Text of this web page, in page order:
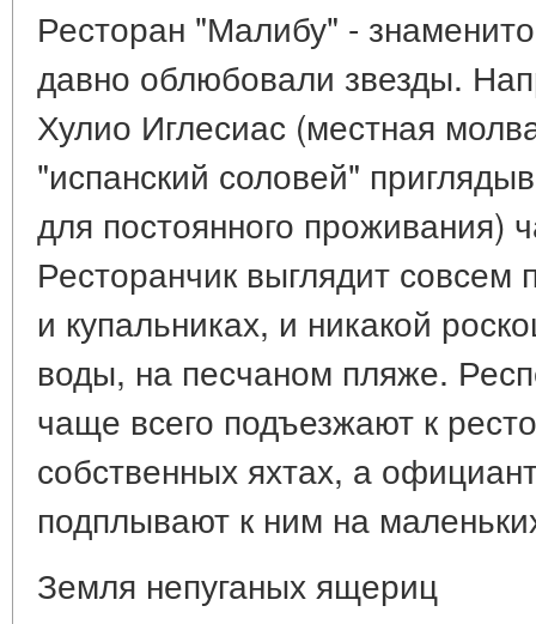
Ресторан "Малибу" -
давно облюбовали звезды.
Хулио Иглесиас (местная
"испанский соловей"
для постоянного проживания)
Ресторанчик выглядит совсем
и купальниках, и никакой
воды, на песчаном пляже.
чаще всего подъезжают к
собственных яхтах, а
подплывают к ним на
Земля непуганых ящериц